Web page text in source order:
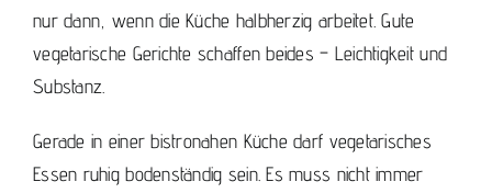
nur dann, wenn die Küche halbherzig arbeitet. Gute
vegetarische Gerichte schaffen beides – Leichtigkeit und
Substanz.
Gerade in einer bistronahen Küche darf vegetarisches
Essen ruhig bodenständig sein. Es muss nicht immer